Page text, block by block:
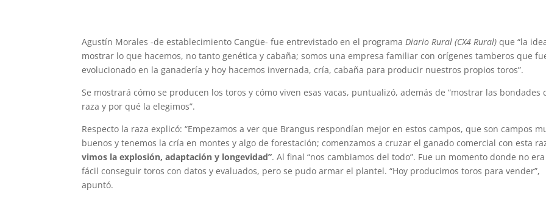
Agustín Morales -de establecimiento Cangüe- fue entrevistado en el programaDiario Rural (CX4 Rural) que “la
mostrar lo que hacemos, no tanto genética y cabaña; somos una empresa familiar con orígenes tamberos que
evolucionado en la ganadería y hoy hacemos invernada, cría, cabaña para producir nuestros propios toros”.
Se mostrará cómo se producen los toros y cómo viven esas vacas, puntualizó, además de “mostrar las bondades
raza y por qué la elegimos”.
Respecto la raza explicó: “Empezamos a ver que Brangus respondían mejor en estos campos, que son campos
buenos y tenemos la cría en montes y algo de forestación; comenzamos a cruzar el ganado comercial con esta
vimos la explosión, adaptación y longevidad”. Al final “nos cambiamos del todo”. Fue un momento donde no era
fácil conseguir toros con datos y evaluados, pero se pudo armar el plantel. “Hoy producimos toros para vender”,
apuntó.